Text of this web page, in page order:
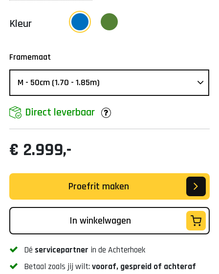
Kleur
Framemaat
Direct leverbaar
€ 2.999,-
Proefrit maken
In winkelwagen
Dé servicepartner in de Achterhoek
Betaal zoals jij wilt:vooraf, gespreid of achteraf